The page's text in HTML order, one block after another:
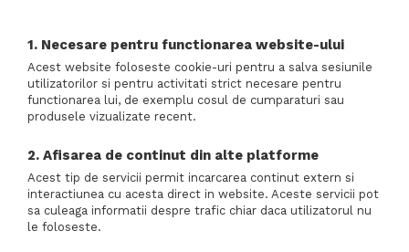
1. Necesare pentru functionarea website-ului
Acest website foloseste cookie-uri pentru a salva sesiunile
utilizatorilor si pentru activitati strict necesare pentru
functionarea lui, de exemplu cosul de cumparaturi sau
produsele vizualizate recent.
2. Afisarea de continut din alte platforme
Acest tip de servicii permit incarcarea continut extern si
interactiunea cu acesta direct in website. Aceste servicii pot
sa culeaga informatii despre trafic chiar daca utilizatorul nu
le foloseste.